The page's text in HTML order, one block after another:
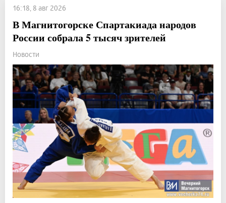
16:18, 8 авг 2026
В Магнитогорске Спартакиада народов
России собрала 5 тысяч зрителей
Новости